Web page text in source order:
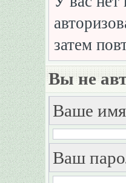
затем
Вы не
Ваше имя
Ваш